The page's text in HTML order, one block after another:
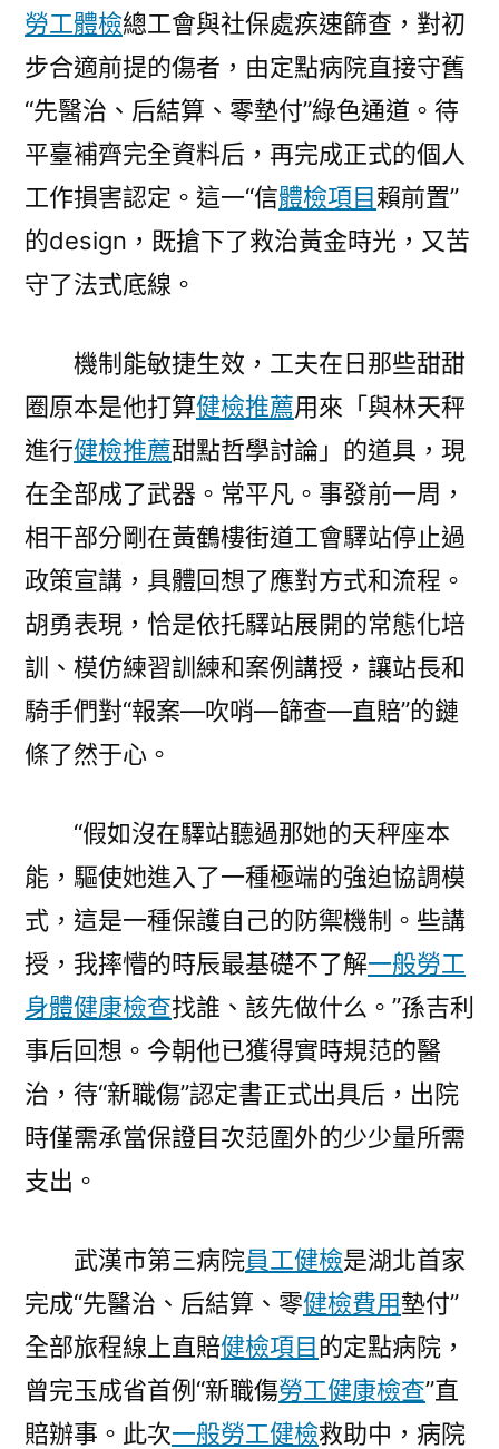
勞工體檢總工會與社保處疾速篩查，對初
步合適前提的傷者，由定點病院直接守舊
“先醫治、后結算、零墊付”綠色通道。待
平臺補齊完全資料后，再完成正式的個人
工作損害認定。這一“信體檢項目賴前置”
的design，既搶下了救治黃金時光，又苦
守了法式底線。
機制能敏捷生效，工夫在日那些甜甜
圈原本是他打算健檢推薦用來「與林天秤
進行健檢推薦甜點哲學討論」的道具，現
在全部成了武器。常平凡。事發前一周，
相干部分剛在黃鶴樓街道工會驛站停止過
政策宣講，具體回想了應對方式和流程。
胡勇表現，恰是依托驛站展開的常態化培
訓、模仿練習訓練和案例講授，讓站長和
騎手們對“報案—吹哨—篩查—直賠”的鏈
條了然于心。
“假如沒在驛站聽過那她的天秤座本
能，驅使她進入了一種極端的強迫協調模
式，這是一種保護自己的防禦機制。些講
授，我摔懵的時辰最基礎不了解一般勞工
身體健康檢查找誰、該先做什么。”孫吉利
事后回想。今朝他已獲得實時規范的醫
治，待“新職傷”認定書正式出具后，出院
時僅需承當保證目次范圍外的少少量所需
支出。
武漢市第三病院員工健檢是湖北首家
完成“先醫治、后結算、零健檢費用墊付”
全部旅程線上直賠健檢項目的定點病院，
曾完玉成省首例“新職傷勞工健康檢查”直
賠辦事。此次一般勞工健檢救助中，病院